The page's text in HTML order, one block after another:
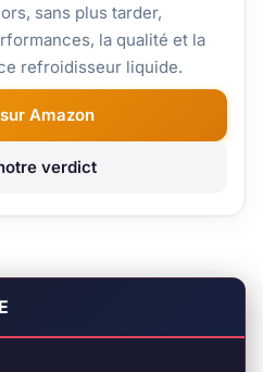
sans plus tarder,
la qualité et la
refroidisseur liquide.
Amazon
verdict